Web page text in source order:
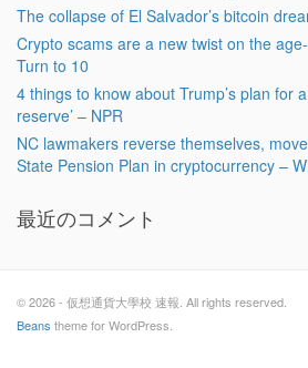
The collapse of El Salvador’s bitcoin
Crypto scams are a new twist on the
Turn to 10
4 things to know about Trump’s plan for
reserve’ – NPR
NC lawmakers reverse themselves,
State Pension Plan in cryptocurrency –
最近のコメント
© 2026 - 仮想通貨大學校 速報. All rights reserved.
Beans theme for WordPress.